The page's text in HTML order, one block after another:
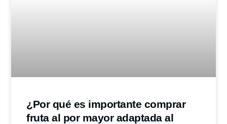
¿Por qué es importante comprar
fruta al por mayor adaptada al